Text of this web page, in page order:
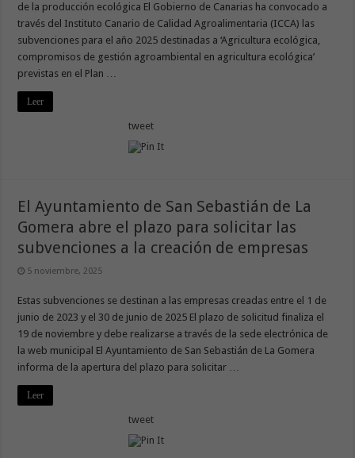
de la producción ecológica El Gobierno de Canarias ha convocado a
través del Instituto Canario de Calidad Agroalimentaria (ICCA) las
subvenciones para el año 2025 destinadas a ‘Agricultura ecológica,
compromisos de gestión agroambiental en agricultura ecológica’
previstas en el Plan …
Leer
tweet
El Ayuntamiento de San Sebastián de La
Gomera abre el plazo para solicitar las
subvenciones a la creación de empresas
5 noviembre, 2025
Estas subvenciones se destinan a las empresas creadas entre el 1 de
junio de 2023 y el 30 de junio de 2025 El plazo de solicitud finaliza el
19 de noviembre y debe realizarse a través de la sede electrónica de
la web municipal El Ayuntamiento de San Sebastián de La Gomera
informa de la apertura del plazo para solicitar …
Leer
tweet